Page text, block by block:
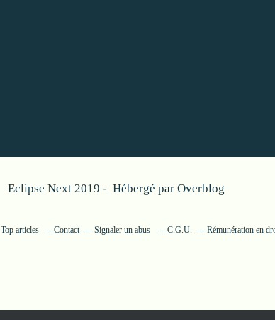
Eclipse Next 2019 - Hébergé par Overblog
Top articles Contact Signaler un abus C.G.U. Rémunération en